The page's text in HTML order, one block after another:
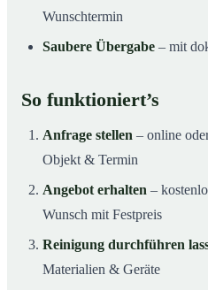
Wunschtermin
Saubere Übergabe – mit
So funktioniert’s
Anfrage stellen – online
Objekt & Termin
Angebot erhalten –
Wunsch mit Festpreis
Reinigung durchführen
Materialien & Geräte